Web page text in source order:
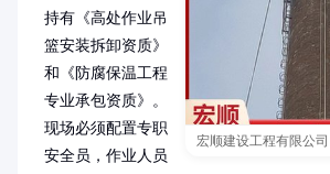
宏顺建设工程有限公司
持有《高处作业吊
篮安装拆卸资质》
和《防腐保温工程
专业承包资质》。
现场必须配置专职
安全员，作业人员